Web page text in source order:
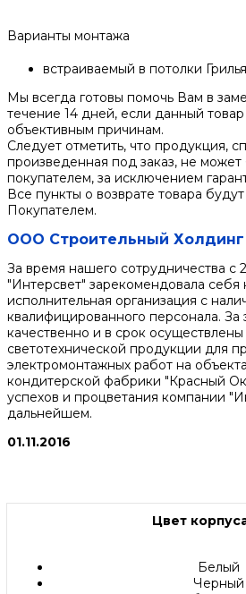
Варианты монтажа
встраиваемый в потолки
Мы всегда готовы помочь Вам в
течение 14 дней, если данный
объективным причинам.
Следует отметить, что продукция,
произведенная под заказ, не
покупателем, за исключением
Все пункты о возврате товара
Покупателем.
ООО Строительный Холдинг
За время нашего сотрудничества с
"Интерсвет" зарекомендовала себя
исполнительная организация с
квалифицированного персонала. За
качественно и в срок осуществлены
светотехнической продукции для
электромонтажных работ на
кондитерской фабрики "Красный
успехов и процветания компании
дальнейшем.
01.11.2016
Цвет
Белый
Черный